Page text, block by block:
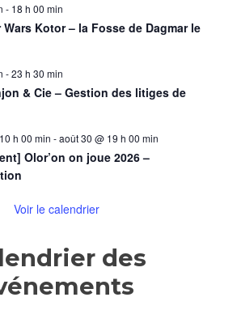
- 18 h 00 min
Wars Kotor – la Fosse de Dagmar le
-23 h 30 min
& Cie – Gestion des litiges de
h 00 min -août 30 @ 19 h 00 min
Olor’on on joue 2026 –
Voir le calendrier
des